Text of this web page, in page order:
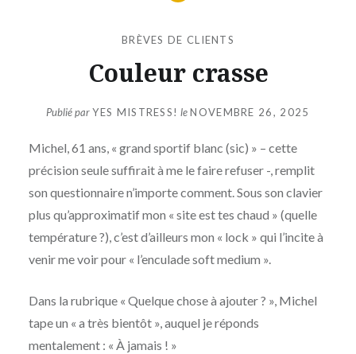
BRÈVES DE CLIENTS
Couleur crasse
Publié parYES MISTRESS! leNOVEMBRE 26, 2025
Michel, 61 ans, « grand sportif blanc (sic) » – cette
précision seule suffirait à me le faire refuser -, remplit
son questionnaire n’importe comment. Sous son clavier
plus qu’approximatif mon « site est tes chaud » (quelle
température ?), c’est d’ailleurs mon « lock » qui l’incite à
venir me voir pour « l’enculade soft medium ».
Dans la rubrique « Quelque chose à ajouter ? », Michel
tape un « a très bientôt », auquel je réponds
mentalement : « À jamais ! »